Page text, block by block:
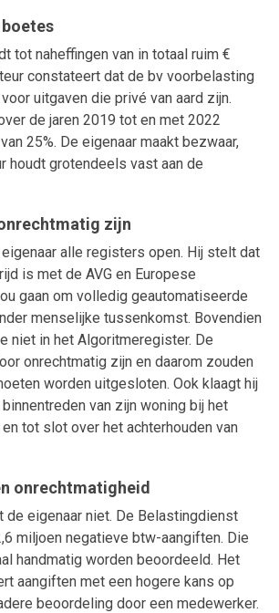
tot naheffingen van in totaal ruim €
constateert dat de bv voorbelasting
uitgaven die privé van aard zijn.
de jaren 2019 tot en met 2022
25%. De eigenaar maakt bezwaar,
houdt grotendeels vast aan de
zijn
alle registers open. Hij stelt dat
is met de AVG en Europese
gaan om volledig geautomatiseerde
menselijke tussenkomst. Bovendien
niet in het Algoritmeregister. De
onrechtmatig zijn en daarom zouden
worden uitgesloten. Ook klaagt hij
van zijn woning bij het
tot slot over het achterhouden van
onrechtmatigheid
de eigenaar niet. De Belastingdienst
miljoen negatieve btw-aangiften. Die
handmatig worden beoordeeld. Het
aangiften met een hogere kans op
beoordeling door een medewerker.